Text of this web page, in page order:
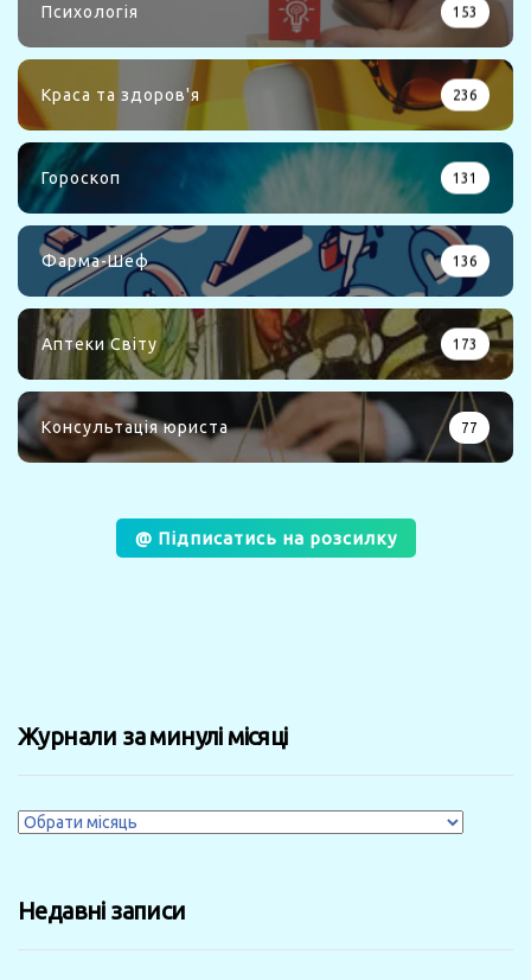
Психологія 153
Краса та здоров'я 236
Гороскоп 131
Фарма-Шеф 136
Аптеки Світу 173
Консультація юриста 77
@ Підписатись на розсилку
Журнали за минулі місяці
Журнали
місяці
Недавні записи